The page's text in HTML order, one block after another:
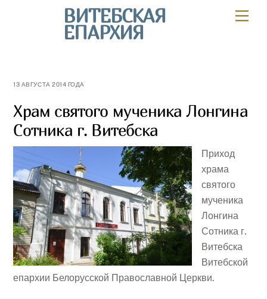
ВИТЕБСКАЯ
ЕПАРХИЯ
13 АВГУСТА 2014 ГОДА
Храм святого мученика Лонгина
Сотника г. Витебска
Приход
храма
святого
мученика
Лонгина
Сотника г.
Витебска
Витебской
епархии Белорусской Православной Церкви.